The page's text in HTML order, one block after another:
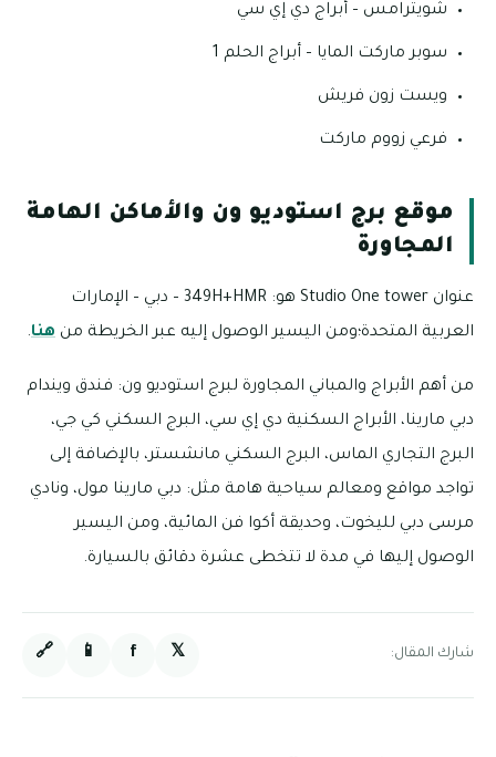
شويترامس – أبراج دي إي سي
سوبر ماركت المايا – أبراج الحلم 1
ويست زون فريش
فرعي زووم ماركت
موقع برج استوديو ون والأماكن الهامة
المجاورة
عنوان Studio One tower هو: 349H+HMR – دبي – الإمارات
العربية المتحدة؛ومن اليسير الوصول إليه عبر الخريطة من هنا.
من أهم الأبراج والمباني المجاورة لبرج استوديو ون: فندق ويندام
دبي مارينا، الأبراج السكنية دي إي سي، البرج السكني كي جي،
البرج التجاري الماس، البرج السكني مانشستر، بالإضافة إلى
تواجد مواقع ومعالم سياحية هامة مثل: دبي مارينا مول، ونادي
مرسى دبي لليخوت، وحديقة أكوا فن المائية، ومن اليسير
الوصول إليها في مدة لا تتخطى عشرة دقائق بالسيارة.
شارك المقال: 𝕏
f
📱
🔗